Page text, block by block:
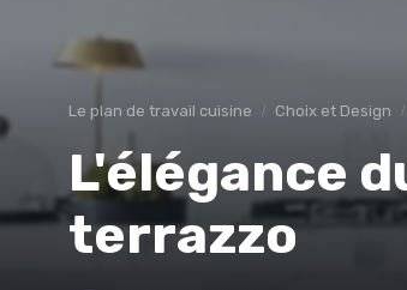
Le plan de travail cuisine Choix et Design
L'élégance
terrazzo